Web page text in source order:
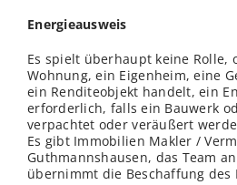
Energieausweis
Es spielt überhaupt keine Rolle,
Wohnung, ein Eigenheim, eine
ein Renditeobjekt handelt, ein
erforderlich, falls ein Bauwerk
verpachtet oder veräußert
Es gibt Immobilien Makler /
Guthmannshausen, das Team
übernimmt die Beschaffung des